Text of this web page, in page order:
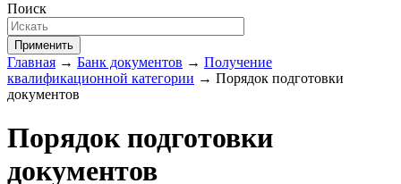
Поиск
Применить
Главная → Банк документов → Получение
квалификационной категории → Порядок подготовки
документов
Порядок подготовки
документов